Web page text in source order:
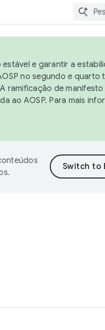
e garantir a
no segundo e quarto
ramificação de manifesto
ao AOSP. Para mais